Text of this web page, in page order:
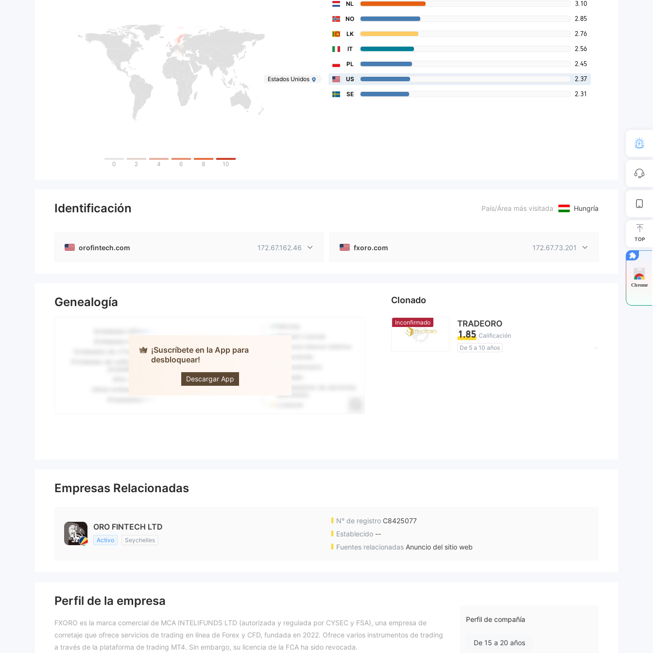
0 2 4 6 8 10
NL 3.10
NO 2.85
LK 2.76
IT 2.56
PL 2.45
Estados Unidos US 2.37
SE 2.31
Identificación País/Área más visitada Hungría
orofintech.com 172.67.162.46 fxoro.com 172.67.73.201
Genealogía
¡Suscríbete en la App para
desbloquear!
Descargar App
Clonado
Inconfirmado TRADEORO
1.85 Calificación
De 5 a 10 años
Empresas Relacionadas
ORO FINTECH LTD
Activo Seychelles
N° de registro C8425077
Establecido --
Fuentes relacionadas Anuncio del sitio web
Perfil de la empresa
FXORO es la marca comercial de MCA INTELIFUNDS LTD (autorizada y regulada por CYSEC y FSA), una empresa de
corretaje que ofrece servicios de trading en línea de Forex y CFD, fundada en 2022. Ofrece varios instrumentos de trading
a través de la plataforma de trading MT4. Sin embargo, su licencia de la FCA ha sido revocada.
Perfil de compañía
De 15 a 20 años
TOP
Chrome